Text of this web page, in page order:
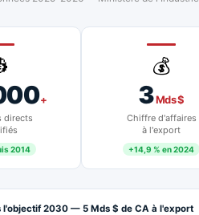
+
directs
2014
💰
3Mds $
Chiffre d'affaires
à l'export
+14,9 % en 2024
l'objectif 2030 — 5 Mds $ de CA à l'export